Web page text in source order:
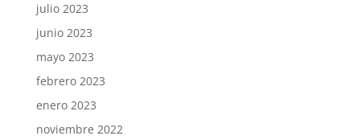
julio 2023
junio 2023
mayo 2023
febrero 2023
enero 2023
noviembre 2022